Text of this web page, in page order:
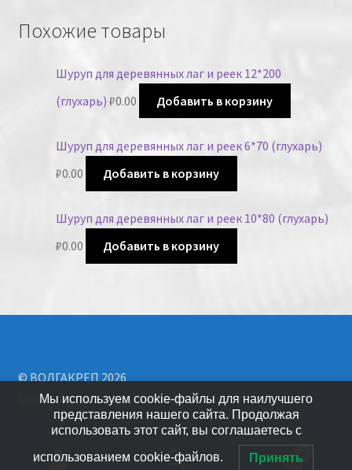
Похожие товары
Шуруп для деревянных лаг и реек 12*200
(глухарь) ₽0.00 Добавить в корзину
Шуруп для деревянных лаг и реек 6*70 (глухарь)
₽0.00 Добавить в корзину
Шуруп для деревянных лаг и реек 10*80 (глухарь)
₽0.00 Добавить в корзину
© ВОЛГАКРЕП 2026
Создано с помощью WooCommerce
Мы используем cookie-файлы для наилучшего
представления нашего сайта. Продолжая
использовать этот сайт, вы соглашаетесь с
использованием cookie-файлов. Принять